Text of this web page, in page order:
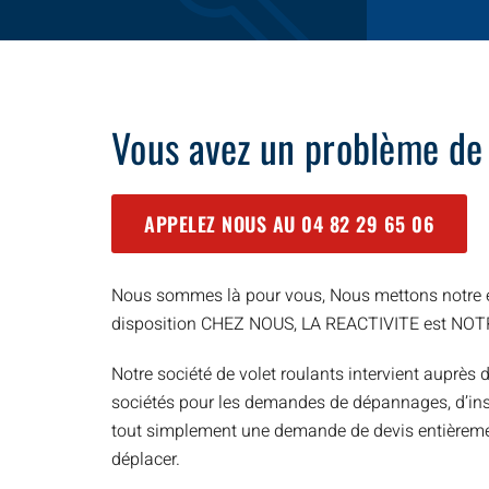
Vous avez un problème
APPELEZ NOUS AU 04 82 29 65 06
Nous sommes là pour vous, Nous mettons notre
disposition CHEZ NOUS, LA REACTIVITE est
Notre société de volet roulants intervient auprès
sociétés pour les demandes de dépannages,
tout simplement une demande de devis
déplacer.